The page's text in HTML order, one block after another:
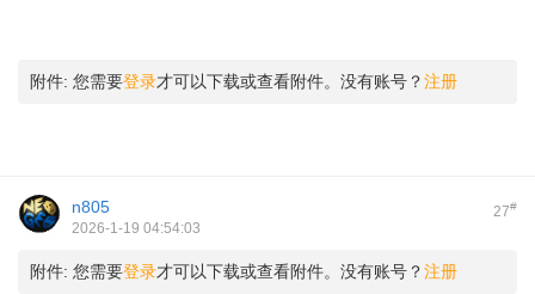
附件: 您需要登录才可以下载或查看附件。没有账号？注册
27#
n805
2026-1-19 04:54:03
附件: 您需要登录才可以下载或查看附件。没有账号？注册